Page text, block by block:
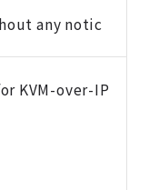
any notic
KVM-over-IP